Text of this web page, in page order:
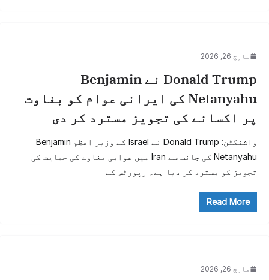
مارچ 26, 2026
Donald Trump نے Benjamin
Netanyahu کی ایرانی عوام کو بغاوت
پر اکسانے کی تجویز مسترد کر دی
واشنگٹن: Donald Trump نے Israel کے وزیر اعظم Benjamin
Netanyahu کی جانب سے Iran میں عوامی بغاوت کی حمایت کی
تجویز کو مسترد کر دیا ہے۔ رپورٹس کے
Read More
مارچ 26, 2026